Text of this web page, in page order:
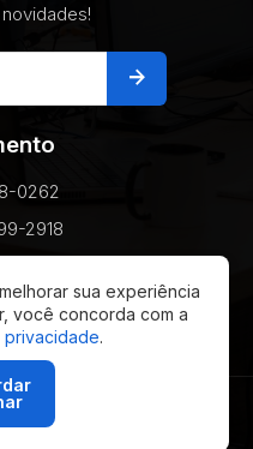
arrow_forward
0262
2918
Brasil
os direitos reservados
sua experiência
você concorda com a
.